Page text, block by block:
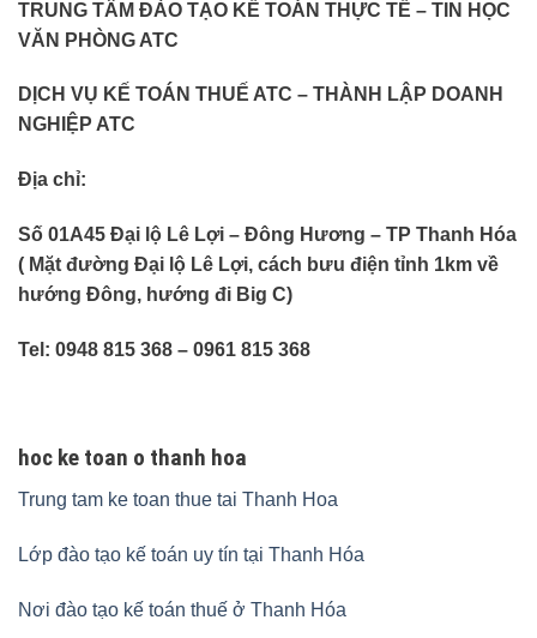
TRUNG TÂM ĐÀO TẠO KẾ TOÁN THỰC TẾ – TIN HỌC
VĂN PHÒNG ATC
DỊCH VỤ KẾ TOÁN THUẾ ATC – THÀNH LẬP DOANH
NGHIỆP ATC
Địa chỉ:
Số 01A45 Đại lộ Lê Lợi – Đông Hương – TP Thanh Hóa
( Mặt đường Đại lộ Lê Lợi, cách bưu điện tỉnh 1km về
hướng Đông, hướng đi Big C)
Tel: 0948 815 368 – 0961 815 368
hoc ke toan o thanh hoa
Trung tam ke toan thue tai Thanh Hoa
Lớp đào tạo kế toán uy tín tại Thanh Hóa
Nơi đào tạo kế toán thuế ở Thanh Hóa